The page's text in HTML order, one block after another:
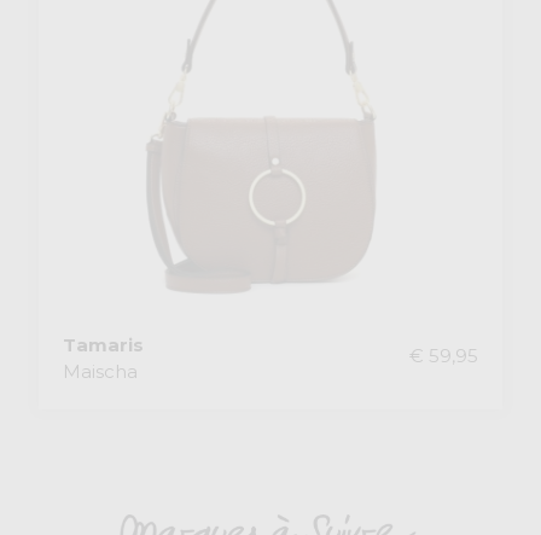
Tamaris
Maischa
€ 59,95